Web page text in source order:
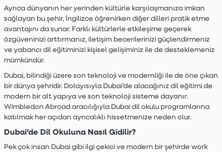
Ayrıca dünyanın her yerinden kültürle karşılaşmanıza imkan
sağlayan bu şehir, İngilizce öğrenirken diğer dilleri pratik etme
avantajını da sunar. Farklı kültürlerle etkileşime geçerek
özgüveninizi arttırmanız, iletişim becerilerinizi güçlendirmeniz
ve yabancı dil eğitiminizi kişisel gelişiminiz ile de desteklemeniz
mümkündür.
Dubai, bilindiği üzere son teknoloji ve modernliği ile de öne çıkan
bir dünya şehridir. Dolayısıyla Dubai’de alacağınız dil eğitimi de
modern bir alt yapıya ve son teknoloji sisteme dayanır.
Wimbledon Abroad aracılığıyla Dubai dil okulu programlarına
katılmak her açıdan ayrıcalıklı hissetmenize neden olur.
Dubai’de Dil Okuluna Nasıl Gidilir?
Pek çok insan Dubai gibi ilgi çekici ve modern bir şehirde work